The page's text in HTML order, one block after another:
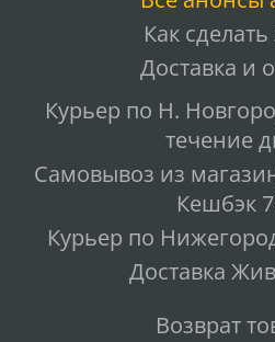
Как сделать
Доставка и
Курьер по Н.
течение
Самовывоз из
Кешбэк
Курьер по
Доставка
Возврат